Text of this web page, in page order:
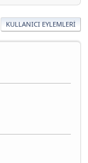
KULLANICI EYLEMLERI